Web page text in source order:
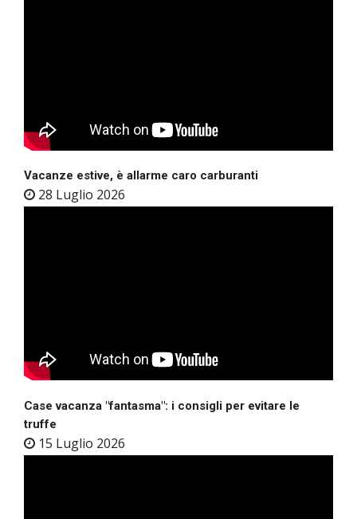
Vacanze estive, è allarme caro carburanti
28 Luglio 2026
Case vacanza "fantasma": i consigli per evitare le
truffe
15 Luglio 2026